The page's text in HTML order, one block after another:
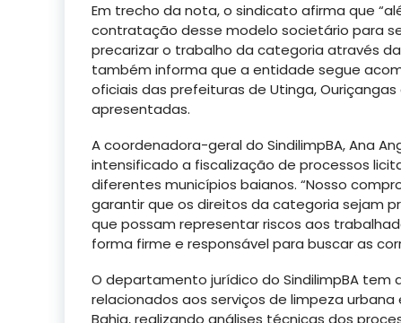
Em trecho da nota, o sindicato afirma que
contratação desse modelo societário para
precarizar o trabalho da categoria através
também informa que a entidade segue
oficiais das prefeituras de Utinga,
apresentadas.
A coordenadora-geral do SindilimpBA, Ana
intensificado a fiscalização de processos
diferentes municípios baianos. “Nosso
garantir que os direitos da categoria sejam
que possam representar riscos aos
forma firme e responsável para buscar as
O departamento jurídico do SindilimpBA
relacionados aos serviços de limpeza
Bahia, realizando análises técnicas dos